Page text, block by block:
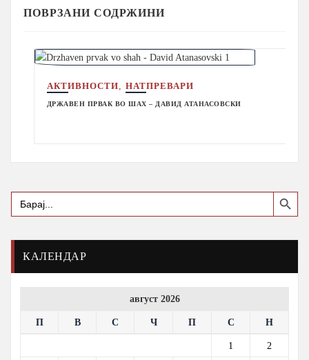
ПОВРЗАНИ СОДРЖИНИ
АКТИВНОСТИ,НАТПРЕВАРИ
ДРЖАВЕН ПРВАК ВО ШАХ – ДАВИД АТАНАСОВСКИ
Search
for:
Search Button
КАЛЕНДАР
август 2026
П В С Ч П С Н
1 2